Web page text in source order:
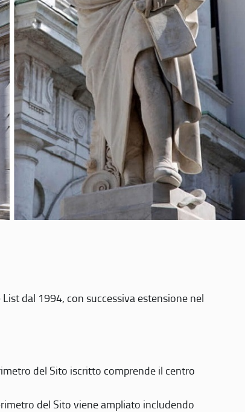
dal 1994, con successiva estensione nel
del Sito iscritto comprende il centro
del Sito viene ampliato includendo